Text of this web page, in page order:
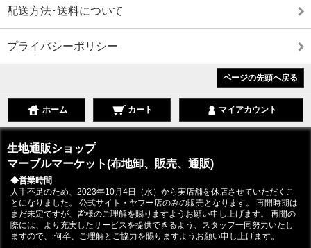
配送方法･送料について
プライバシーポリシー
ページの先頭へ戻る
ホーム カート マイアカウント
生地通販ショップ
マーブルマーケット(布地卸、販売、通販)
◆営業時間
人手不足のため、2023年10月4日（水）から実店舗を休店させていただくこ
とになりました。 公式サイト・ヤフー店のみの販売となります。 再開時期は
まだ未定ですが、皆様のご理解を賜りますようお願い申し上げます。 再開の
際には、より充実したサービスを提供できるよう、スタッフ一同努力いたし
ますので、 何卒、ご理解とご協力を賜りますようお願い申し上げます。